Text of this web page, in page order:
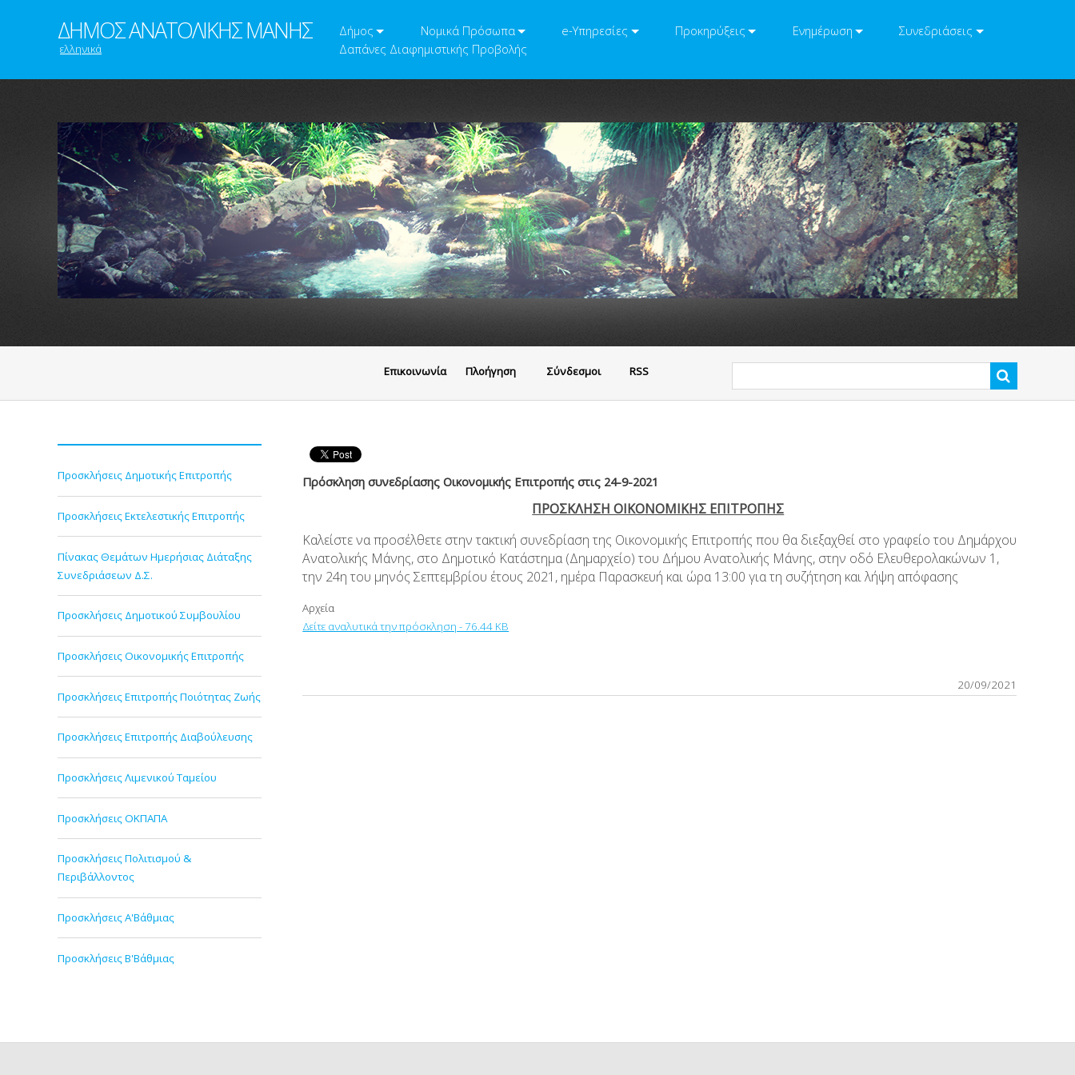
ΔΗΜΟΣ ΑΝΑΤΟΛΙΚΗΣ ΜΑΝΗΣ
ελληνικά
Δήμος Νομικά Πρόσωπα e-Υπηρεσίες Προκηρύξεις Ενημέρωση
Συνεδριάσεις
Δαπάνες Διαφημιστικής Προβολής
Eπικοινωνία Πλοήγηση Σύνδεσμοι RSS
Προσκλήσεις Δημοτικής Επιτροπής
Προσκλήσεις Εκτελεστικής Επιτροπής
Πίνακας Θεμάτων Ημερήσιας Διάταξης
Συνεδριάσεων Δ.Σ.
Προσκλήσεις Δημοτικού Συμβουλίου
Προσκλήσεις Οικονομικής Επιτροπής
Προσκλήσεις Επιτροπής Ποιότητας Ζωής
Προσκλήσεις Επιτροπής Διαβούλευσης
Προσκλήσεις Λιμενικού Ταμείου
Προσκλήσεις ΟΚΠΑΠΑ
Προσκλήσεις Πολιτισμού &
Περιβάλλοντος
Προσκλήσεις Α'Βάθμιας
Προσκλήσεις Β'Βάθμιας
Πρόσκληση συνεδρίασης Οικονομικής Επιτροπής στις 24-9-2021
ΠΡΟΣΚΛΗΣΗ ΟΙΚΟΝΟΜΙΚΗΣ ΕΠΙΤΡΟΠΗΣ
Καλείστε να προσέλθετε στην τακτική συνεδρίαση της Οικονομικής Επιτροπής που θα διεξαχθεί στο γραφείο του Δημάρχου
Ανατολικής Μάνης, στο Δημοτικό Κατάστημα (Δημαρχείο) του Δήμου Ανατολικής Μάνης, στην οδό Ελευθερολακώνων 1,
την 24η του μηνός Σεπτεμβρίου έτους 2021, ημέρα Παρασκευή και ώρα 13:00 για τη συζήτηση και λήψη απόφασης
Αρχεία
Δείτε αναλυτικά την πρόσκληση - 76.44 KB
20/09/2021